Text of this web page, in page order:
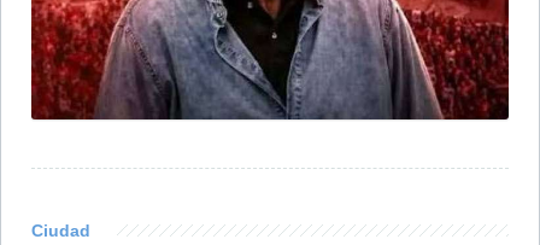
Ciudad